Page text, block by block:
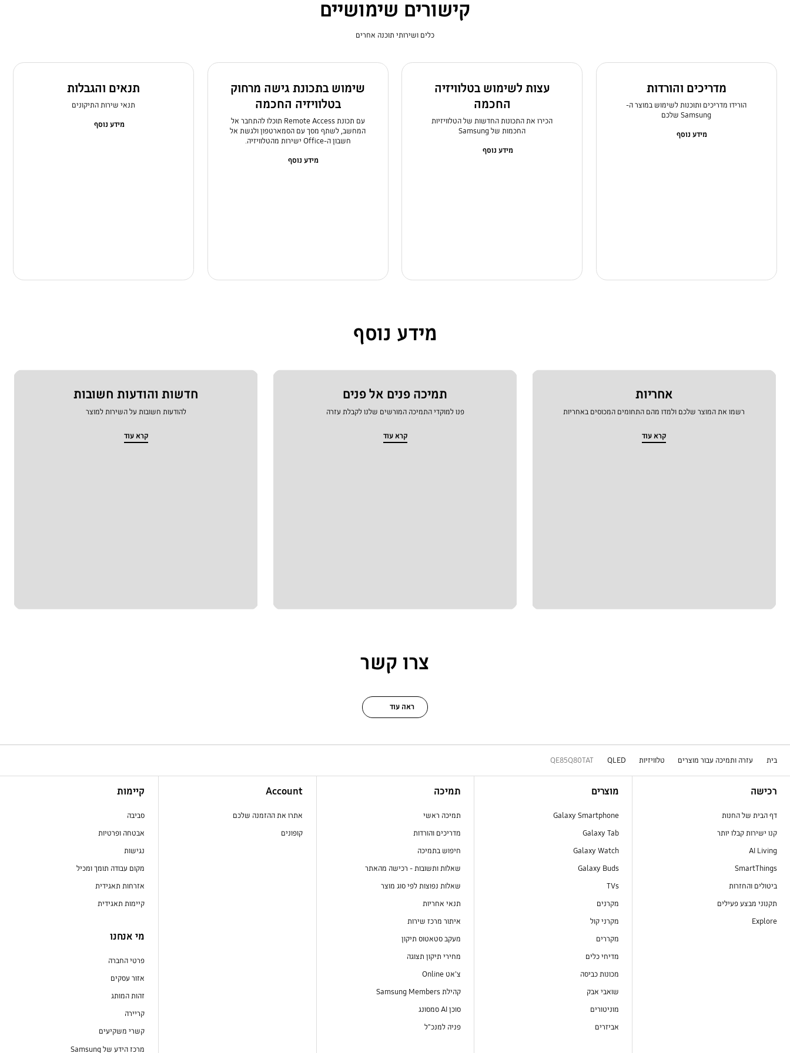
קישורים שימושיים
כלים ושירותי תוכנה אחרים
מדריכים והורדות
הורידו מדריכים ותוכנות לשימוש במוצר ה-
Samsung שלכם
מידע נוסף
עצות לשימוש בטלוויזיה
החכמה
הכירו את התכונות החדשות של הטלוויזיות
החכמות של Samsung
מידע נוסף
שימוש בתכונת גישה מרחוק
בטלוויזיה החכמה
עם תכונת Remote Access תוכלו להתחבר אל
המחשב, לשתף מסך עם הסמארטפון ולגשת אל
חשבון ה-Office ישירות מהטלוויזיה.
מידע נוסף
תנאים והגבלות
תנאי שירות התיקונים
מידע נוסף
מידע נוסף
אחריות
רשמו את המוצר שלכם ולמדו מהם התחומים המכוסים באחריות
קרא עוד
תמיכה פנים אל פנים
פנו למוקדי התמיכה המורשים שלנו לקבלת עזרה
קרא עוד
חדשות והודעות חשובות
להודעות חשובות על השירות למוצר
קרא עוד
צרו קשר
ראה עוד
בית עזרה ותמיכה עבור מוצרים טלוויזיות QLED
QE85Q80TAT
רכישה
דף הבית של החנות
קנו ישירות קבלו יותר
AI Living
SmartThings
ביטולים והחזרות
תקנוני מבצע פעילים
Explore
מוצרים
Galaxy Smartphone
Galaxy Tab
Galaxy Watch
Galaxy Buds
TVs
מקרנים
מקרני קול
מקררים
מדיחי כלים
מכונות כביסה
שואבי אבק
מוניטורים
אביזרים
תמיכה
תמיכה ראשי
מדריכים והורדות
חיפוש בתמיכה
שאלות ותשובות - רכישה מהאתר
שאלות נפוצות לפי סוג מוצר
תנאי אחריות
איתור מרכז שירות
מעקב סטאטוס תיקון
מחירי תיקון תצוגה
צ'אט Online
קהילת Samsung Members
סוכן AI סמסונג
פניה למנכ"ל
Account
אתרו את ההזמנה שלכם
קופונים
קיימות
סביבה
אבטחה ופרטיות
נגישות
מקום עבודה תומך ומכיל
אזרחות תאגידית
קיימות תאגידית
מי אנחנו
פרטי החברה
אזור עסקים
זהות המותג
קריירה
קשרי משקיעים
מרכז הידע של Samsung